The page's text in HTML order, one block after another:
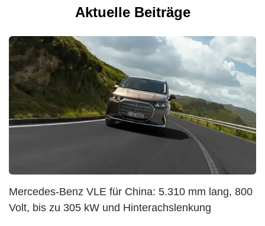
Aktuelle Beiträge
Mercedes-Benz VLE für China: 5.310 mm lang, 800
Volt, bis zu 305 kW und Hinterachslenkung